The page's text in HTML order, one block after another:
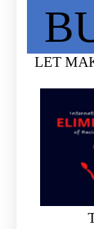
LET